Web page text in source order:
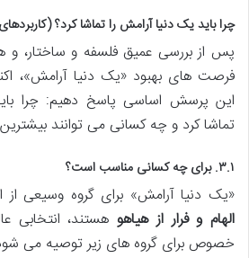
چرا باید یک دنیا آرامش را تماشا کرد؟
پس از بررسی عمیق فلسفه و ساختار،
فرصت های بهبود «یک دنیا آرامش»،
این پرسش اساسی پاسخ دهیم: چرا
تماشا کرد و چه کسانی می توانند بیشترین
۳.۱. برای چه کسانی مناسب است؟
«یک دنیا آرامش» برای گروه وسیعی از
الهام و فرار از هیاهوهستند، انتخابی
خصوص برای گروه های زیر توصیه می